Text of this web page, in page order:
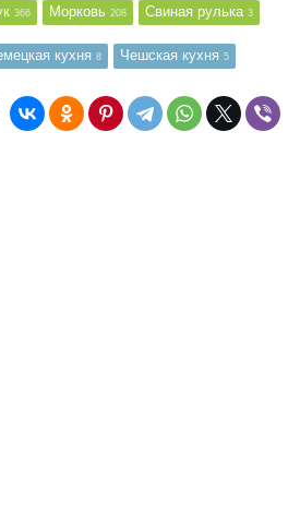
366 Морковь 208 Свиная рулька 3
кухня 8 Чешская кухня 5